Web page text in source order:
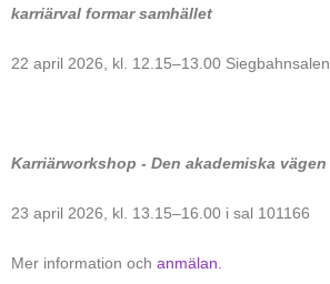
karriärval formar samhället
22 april 2026, kl. 12.15–13.00 Siegbahnsalen
Karriärworkshop - Den akademiska vägen
23 april 2026, kl. 13.15–16.00 i sal 101166
Mer information och anmälan.